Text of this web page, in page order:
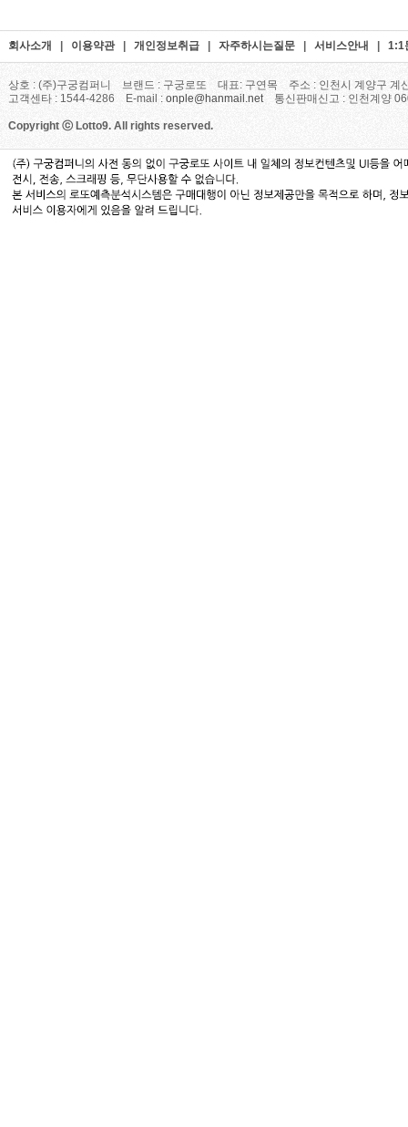
회사소개 이용약관| 개인정보취급 자주하시는질문 서비스안내 1:1
상호 : (주)구궁컴퍼니 브랜드 : 구궁로또 대표: 구연목 주소 : 인천시 계양구 계
고객센타 : 1544-4286 E-mail : onple@hanmail.net통신판매신고 : 인천계양
Copyright ⓒ Lotto9. All rights reserved.